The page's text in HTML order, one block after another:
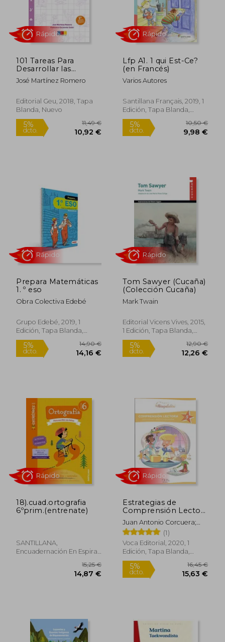
5% 19,00 €
Rápido
5%
dcto.
Rápido
Rápido
101 Tareas Para
Desarrollar las
Competencias 3
José Martínez Romero
Editorial Geu, 2018, Tapa
Blanda, Nuevo
Lfp A1. 1 qui Est-Ce?
(en Francés)
Varios Autores
Santillana Français, 2019, 1
Edición, Tapa Blanda,
Nuevo
Prepara Matemáticas
1. º eso
Obra Colectiva Edebé
Grupo Edebé, 2019, 1
Edición, Tapa Blanda,
Nuevo
Tom Sawyer (Cucaña)
(Colección Cucaña)
Mark Twain
Editorial Vicens Vives, 2015,
1 Edición, Tapa Blanda,
Nuevo
18).cuad.ortografia
6ºprim.(entrenate)
SANTILLANA,
Encuadernación En Espiral,
Estrategias de
Comprensión Lectora
5 Primaria.
Abrapalabra:
Comprensión
Lectora, Estrategias y
Producción Escrita
Juan Antonio Corcuera;
Johanna Pérez; Laura
Lacosta; Ana Zapata
(1)
Voca Editorial, 2020, 1
Edición, Tapa Blanda,
Nuevo